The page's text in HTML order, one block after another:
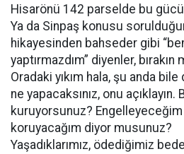
Hisarönü 142 parselde bu gücü
Ya da Sinpaş konusu
hikayesinden bahseder gibi
yaptırmazdım” diyenler, bırakın
Oradaki yıkım hala, şu anda
ne yapacaksınız, onu
kuruyorsunuz? Engelleyeceğim
koruyacağım diyor musunuz?
Yaşadıklarımız, ödediğimiz